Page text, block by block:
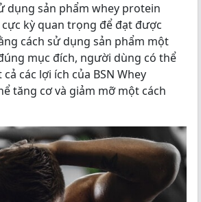
dụng sản phẩm whey protein
kỳ quan trọng để đạt được
cách sử dụng sản phẩm một
mục đích, người dùng có thể
các lợi ích của BSN Whey
tăng cơ và giảm mỡ một cách